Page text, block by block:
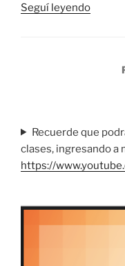
Seguí leyendo“
Recuerde que
clases, ingresando a
https://